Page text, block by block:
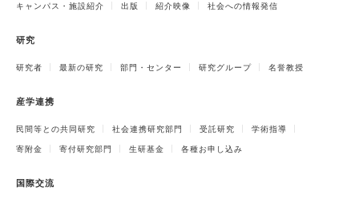
キャンパス・施設紹介 出版 紹介映像 社会への情報発信
研究
研究者 最新の研究 部門・センター 研究グループ 名誉教授
産学連携
民間等との共同研究 社会連携研究部門 受託研究 学術指導
寄附金 寄付研究部門 生研基金 各種お申し込み
国際交流